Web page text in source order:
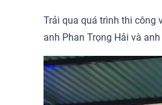
Trải qua quá trình thi công
anh Phan Trọng Hải và